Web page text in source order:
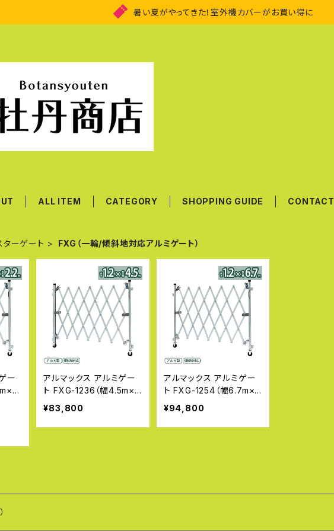
暑い夏がやってきた！室外機カバーがお買い得に
ALL ITEM CATEGORY SHOPPING GUIDE CONTACT
ターゲート FXG（一輪/傾斜地対応アルミゲート）
ー
高
自
斜
フ
ー
アルマックス アルミゲー
ト FXG-1236（幅4.5m×
高さ1.2m）FXGシリーズ
自立しない一輪タイプ 傾
斜地対応 伸縮門扉 特許
¥83,800
アルマックス アルミゲー
ト FXG-1254（幅6.7m×
高さ1.2m）FXGシリーズ
自立しない一輪タイプ 傾
斜地対応 伸縮門扉 特許
¥94,800